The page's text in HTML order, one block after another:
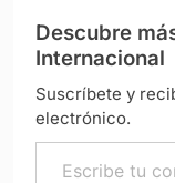
Descubre
Internacional
Suscríbete y
electrónico.
Escribe tu